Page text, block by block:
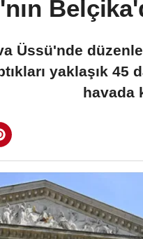
Üssü'nde
yaklaşık
havada